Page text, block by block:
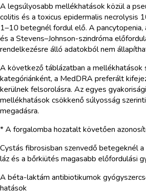
A legsúlyosabb mellékhatások közül a
colitis és a toxicus epidermalis necrolysis
1–10 betegnél fordul elő. A pancytopenia,
és a Stevens–Johnson-szindróma
rendelkezésre álló adatokból nem
A következő táblázatban a mellékhatások
kategóriánként, a MedDRA preferált
kerülnek felsorolásra. Az egyes
mellékhatások csökkenő súlyosság
megadásra.
* A forgalomba hozatalt követően
Cystás fibrosisban szenvedő betegeknél
láz és a bőrkiütés magasabb előfordulási
A béta-laktám antibiotikumok
hatások